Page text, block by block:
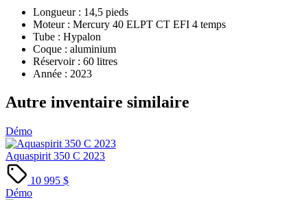
Longueur : 14,5 pieds
Moteur : Mercury 40 ELPT CT EFI 4 temps
Tube : Hypalon
Coque : aluminium
Réservoir : 60 litres
Année : 2023
Autre inventaire similaire
Démo
Aquaspirit 350 C 2023
10 995 $
Démo